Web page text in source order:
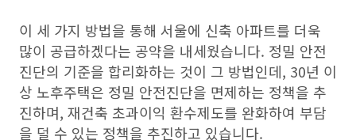
이 세 가지 방법을 통해 서울에 신축 아파트를 더욱
많이 공급하겠다는 공약을 내세웠습니다. 정밀 안전
진단의 기준을 합리화하는 것이 그 방법인데, 30년 이
상 노후주택은 정밀 안전진단을 면제하는 정책을 추
진하며, 재건축 초과이익 환수제도를 완화하여 부담
을 덜 수 있는 정책을 추진하고 있습니다.